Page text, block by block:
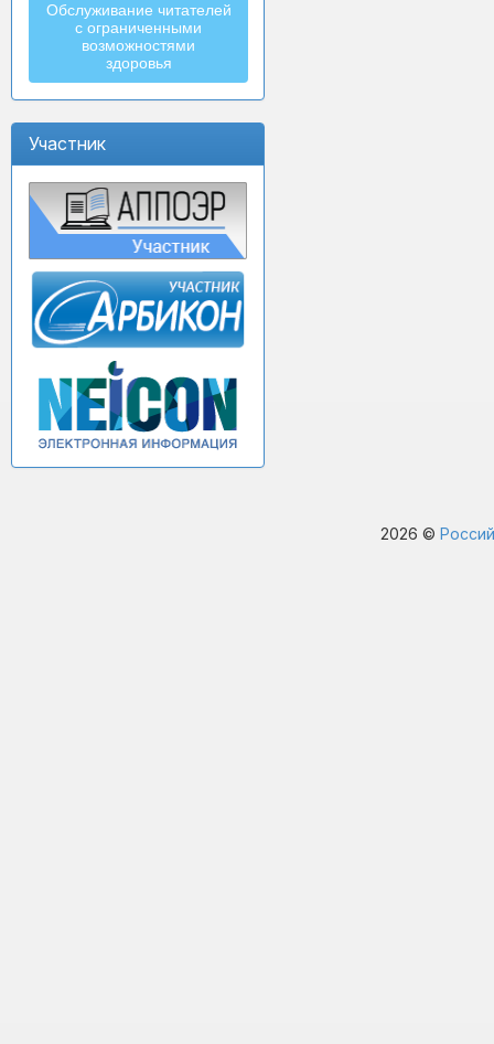
Обслуживание читателей
с ограниченными
возможностями
здоровья
Участник
2026 ©